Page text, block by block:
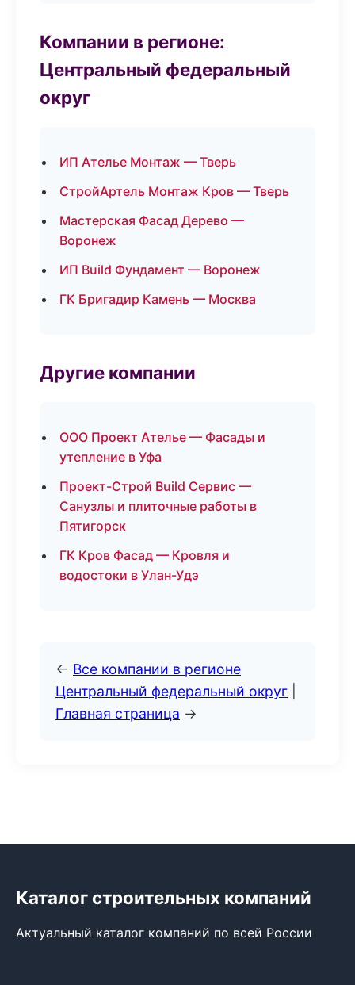
Компании в регионе:
Центральный федеральный
округ
ИП Ателье Монтаж — Тверь
СтройАртель Монтаж Кров — Тверь
Мастерская Фасад Дерево —
Воронеж
ИП Build Фундамент — Воронеж
ГК Бригадир Камень — Москва
Другие компании
ООО Проект Ателье — Фасады и
утепление в Уфа
Проект-Строй Build Сервис —
Санузлы и плиточные работы в
Пятигорск
ГК Кров Фасад — Кровля и
водостоки в Улан-Удэ
← Все компании в регионе
Центральный федеральный округ
Главная страница →
Каталог строительных компаний
Актуальный каталог компаний по всей России